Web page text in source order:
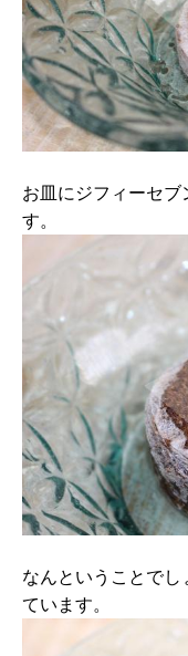
お皿にジフィーセブ
す。
なんということで
ています。